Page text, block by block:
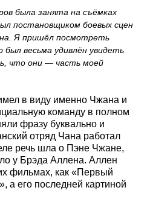
была занята на съёмках
постановщиком боевых сцен
Я пришёл посмотреть
был весьма удивлён увидеть
что они — часть моей
в виду именно Чжана и
команду в полном
фразу буквально и
отряд Чана работал
речь шла о Пэне Чжане,
у Брэда Аллена. Аллен
фильмах, как «Первый
а его последней картиной